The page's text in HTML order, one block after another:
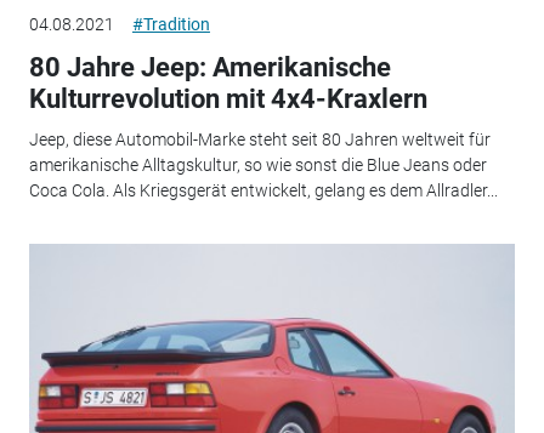
04.08.2021 #Tradition
80 Jahre Jeep: Amerikanische
Kulturrevolution mit 4x4-Kraxlern
Jeep, diese Automobil-Marke steht seit 80 Jahren weltweit für
amerikanische Alltagskultur, so wie sonst die Blue Jeans oder
Coca Cola. Als Kriegsgerät entwickelt, gelang es dem Allradler...